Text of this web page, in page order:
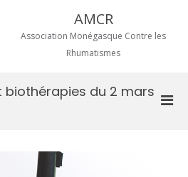
AMCR
Association Monégasque Contre les
Rhumatismes
biothérapies du 2 mars